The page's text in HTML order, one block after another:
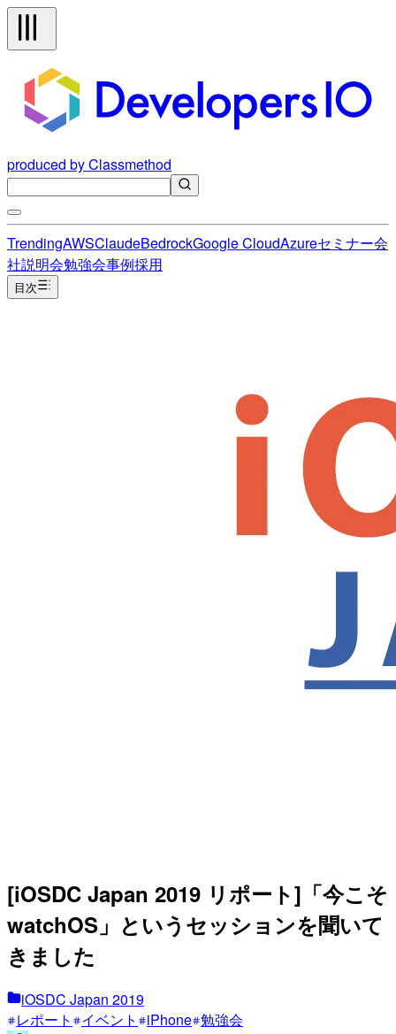
produced by Classmethod
TrendingAWSClaudeBedrockGoogle CloudAzureセミナー会
社説明会勉強会事例採用
目次
[iOSDC Japan 2019 リポート]「今こそ
watchOS」というセッションを聞いて
きました
iOSDC Japan 2019
レポート
イベント iPhone 勉強会